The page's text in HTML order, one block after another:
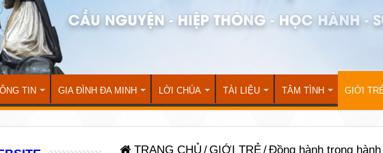
TIN GIA ĐÌNH ĐA MINH LỜI CHÚA TÀI LIỆU TÂM TÌNH GIỚI
TRANG CHỦ /GIỚI TRẺ/Đồng hành trong